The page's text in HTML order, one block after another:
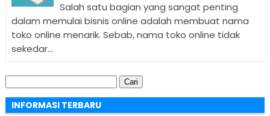
Salah satu bagian yang sangat penting
dalam memulai bisnis online adalah membuat nama
toko online menarik. Sebab, nama toko online tidak
sekedar...
Cari
untuk:
INFORMASI TERBARU